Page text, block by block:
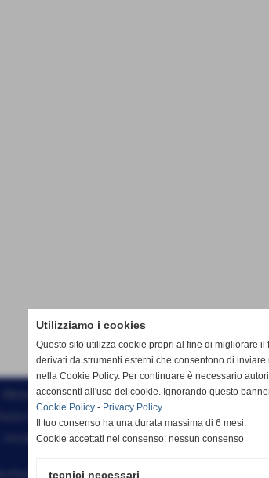
Effesystem di Fabio Favati
Carducci 18 55045 Pietrasanta (LU)
- Via Ottorino Ciabattini Viareggio
Piazza Bianca 15 56025 Pontedera (PI)
Utilizziamo i cookies
Questo sito utilizza cookie propri al fine di migliorare
derivati da strumenti esterni che consentono di
nella Cookie Policy. Per continuare è necessario
acconsenti all'uso dei cookie. Ignorando questo
Cookie Policy - Privacy Policy
Il tuo consenso ha una durata massima di 6 mesi.
Cookie accettati nel consenso: nessun consenso
tecnici necessari